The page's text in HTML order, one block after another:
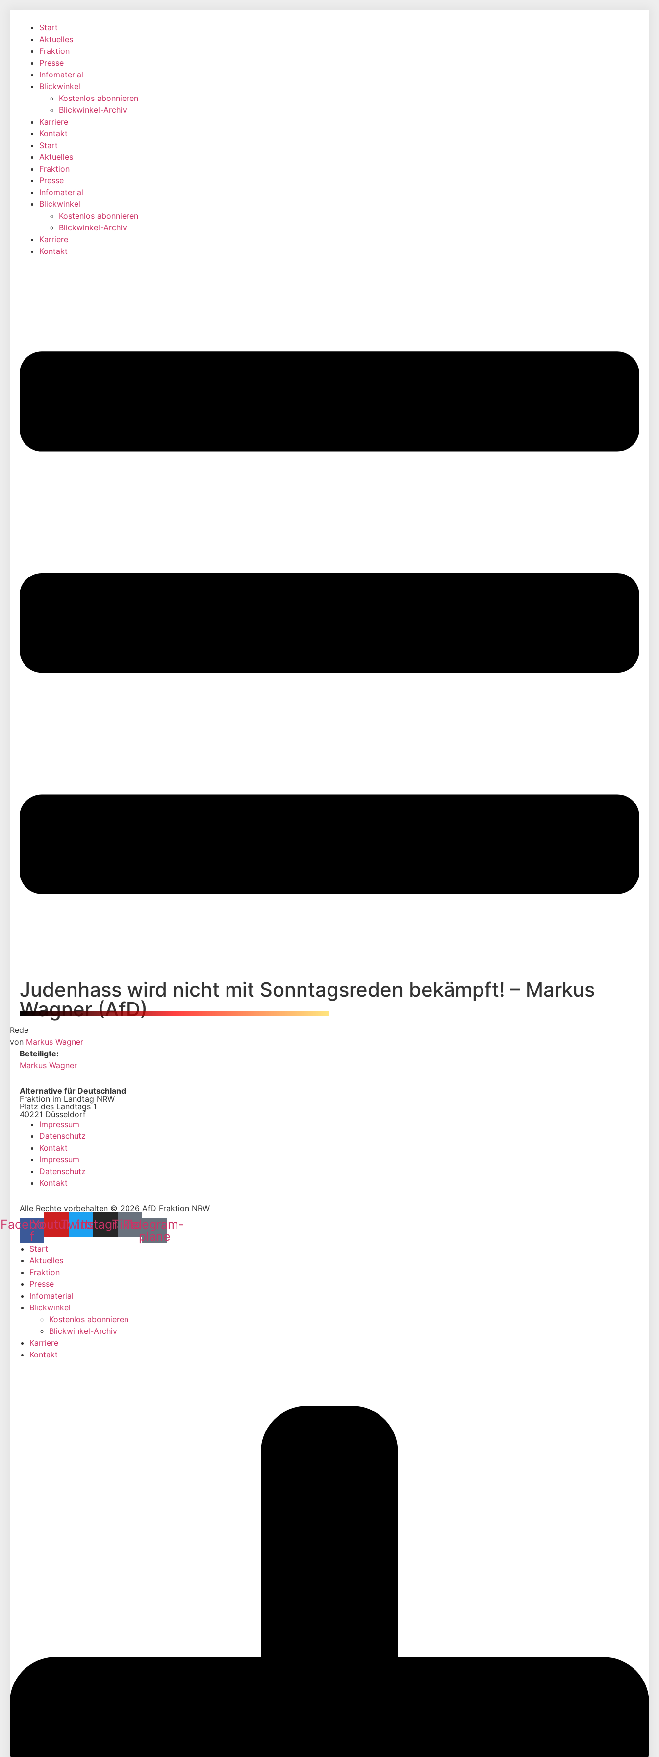
wechseln
Start
Aktuelles
Fraktion
Presse
Infomaterial
Blickwinkel
Kostenlos abonnieren
Blickwinkel-Archiv
Karriere
Kontakt
Start
Aktuelles
Fraktion
Presse
Infomaterial
Blickwinkel
Kostenlos abonnieren
Blickwinkel-Archiv
Karriere
Kontakt
Judenhass wird nicht mit Sonntagsreden bekämpft! – Markus
Wagner (AfD)
Rede
von Markus Wagner
Beteiligte:
Markus Wagner
Alternative für Deutschland
Fraktion im Landtag NRW
Platz des Landtags 1
40221 Düsseldorf
Impressum
Datenschutz
Kontakt
Impressum
Datenschutz
Kontakt
Alle Rechte vorbehalten © 2026 AfD Fraktion NRW
Facebook-
f
YoutubeTwitter
Instagram
Tiktok
Telegram-
plane
Start
Aktuelles
Fraktion
Presse
Infomaterial
Blickwinkel
Kostenlos abonnieren
Blickwinkel-Archiv
Karriere
Kontakt